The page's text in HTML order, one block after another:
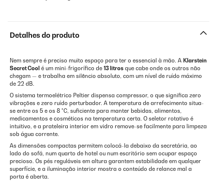
Detalhes do produto
Nem sempre é preciso muito espaço para ter o essencial à mão. A Klarstein
Secret Cool é um mini-frigorífico de 13 litros que cabe onde os outros não
chegam — e trabalha em silêncio absoluto, com um nível de ruído máximo
de 22 dB.
O sistema termoelétrico Peltier dispensa compressor, o que significa zero
vibrações e zero ruído perturbador. A temperatura de arrefecimento situa-
se entre os 5 e os 8 °C, suficiente para manter bebidas, alimentos,
medicamentos e cosméticos na temperatura certa. O seletor rotativo é
intuitivo, e a prateleira interior em vidro remove-se facilmente para limpeza
sob água corrente.
As dimensões compactas permitem colocá-la debaixo da secretária, ao
lado do sofá, num quarto de hotel ou num escritório sem ocupar espaço
precioso. Os pés reguláveis em altura garantem estabilidade em qualquer
superfície, e a iluminação interior mostra o conteúdo de relance mal a
porta é aberta.